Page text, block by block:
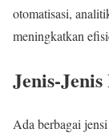
otomatisasi,
meningkatkan
Jenis-
Ada berbagai